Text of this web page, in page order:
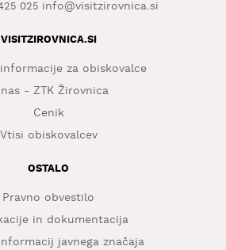
025 info@visitzirovnica.si
VISITZIROVNICA.SI
za obiskovalce
nas - ZTK Žirovnica
Cenik
Vtisi obiskovalcev
OSTALO
Pravno obvestilo
in dokumentacija
javnega značaja